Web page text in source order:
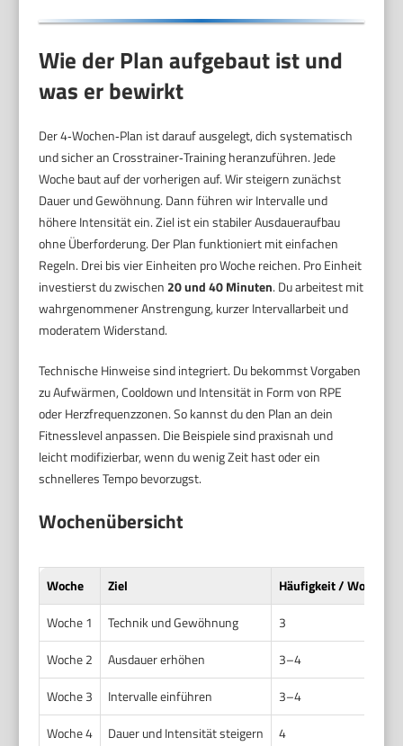
Wie der Plan aufgebaut ist und
was er bewirkt
Der 4‑Wochen‑Plan ist darauf ausgelegt, dich systematisch
und sicher an Crosstrainer‑Training heranzuführen. Jede
Woche baut auf der vorherigen auf. Wir steigern zunächst
Dauer und Gewöhnung. Dann führen wir Intervalle und
höhere Intensität ein. Ziel ist ein stabiler Ausdaueraufbau
ohne Überforderung. Der Plan funktioniert mit einfachen
Regeln. Drei bis vier Einheiten pro Woche reichen. Pro Einheit
investierst du zwischen 20 und 40 Minuten. Du arbeitest mit
wahrgenommener Anstrengung, kurzer Intervallarbeit und
moderatem Widerstand.
Technische Hinweise sind integriert. Du bekommst Vorgaben
zu Aufwärmen, Cooldown und Intensität in Form von RPE
oder Herzfrequenzzonen. So kannst du den Plan an dein
Fitnesslevel anpassen. Die Beispiele sind praxisnah und
leicht modifizierbar, wenn du wenig Zeit hast oder ein
schnelleres Tempo bevorzugst.
Wochenübersicht
Woche Ziel Häufigkeit / Woche
Woche 1
Technik und Gewöhnung 3
Woche 2
Ausdauer erhöhen 3–4
Woche 3
Intervalle einführen 3–4
Woche 4
Dauer und Intensität steigern 4